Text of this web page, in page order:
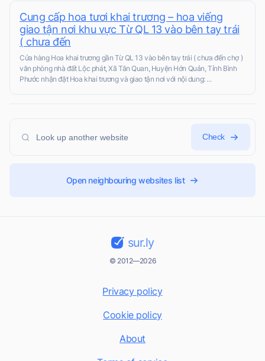
Cung cấp hoa tươi khai trương – hoa viếng
giao tận nơi khu vực Từ QL 13 vào bên tay trái
( chưa đến
Cửa hàng Hoa khai trương gần Từ QL 13 vào bên tay trái ( chưa đến chợ )
văn phòng nhà đất Lộc phát, Xã Tân Quan, Huyện Hớn Quản, Tỉnh Bình
Phước nhận đặt Hoa khai trương và giao tận nơi với nội dung: ...
Check
Open neighbouring websites list
sur.ly
© 2012—2026
Privacy policy
Cookie policy
About